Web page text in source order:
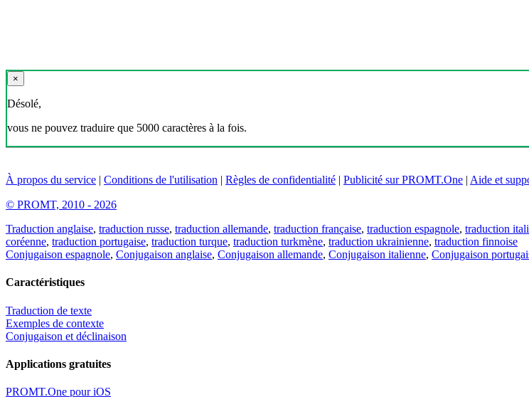
×
Désolé,
vous ne pouvez traduire que 5000 caractères à la fois.
À propos du service | Conditions de l'utilisation | Règles de confidentialité | Publicité sur PROMT.One | Aide et
© PROMT, 2010 - 2026
Traduction anglaise, traduction russe, traduction allemande, traduction française, traduction espagnole, traduction
coréenne, traduction portugaise, traduction turque, traduction turkmène, traduction ukrainienne, traduction finnoise
Conjugaison espagnole, Conjugaison anglaise, Conjugaison allemande, Conjugaison italienne, Conjugaison
Caractéristiques
Traduction de texte
Exemples de contexte
Conjugaison et déclinaison
Applications gratuites
PROMT.One pour iOS